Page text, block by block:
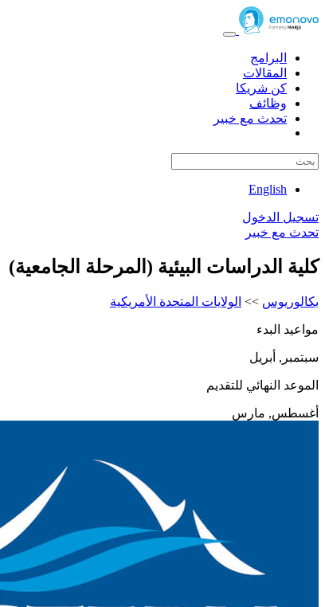
البرامج
المقالات
كن شريكا
وظائف
تحدث مع خبير
English
تسجيل الدخول
تحدث مع خبير
كلية الدراسات البيئية (المرحلة الجامعية)
بكالوريوس >> الولايات المتحدة الأمريكية
مواعيد البدء
سبتمبر, أبريل
الموعد النهائي للتقديم
أغسطس, مارس